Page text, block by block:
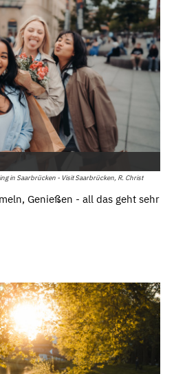
in Saarbrücken - Visit Saarbrücken, R. Christ
Genießen - all das geht sehr